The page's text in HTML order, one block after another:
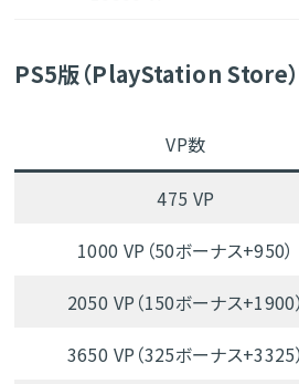
PS5版（PlayStation Store
VP数
475 VP
1000 VP（50ボーナス+950）
2050 VP（150ボーナス+1900）
3650 VP（325ボーナス+3325）